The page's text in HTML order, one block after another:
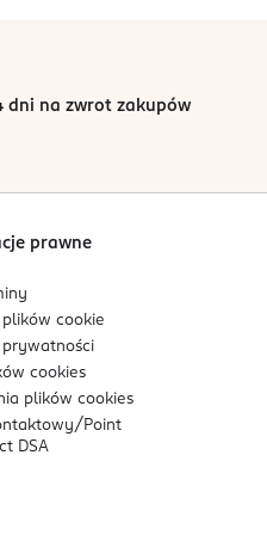
zgodnie z
najnowszej
dni na zwrot zakupów
prawne
plikówcookie
prywatności
cookies
plikówcookies
Point
DSA